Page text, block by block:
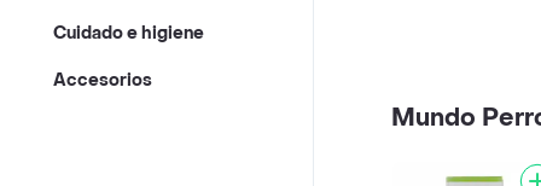
Cuidado e higiene
Accesorios
Mundo